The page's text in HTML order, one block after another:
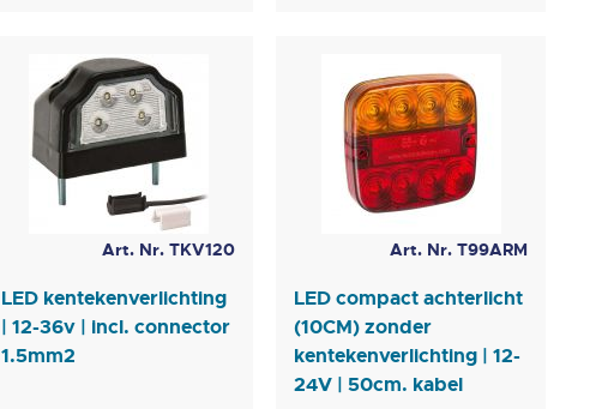
Art. Nr. TKV120
LED kentekenverlichting
| 12-36v | incl. connector
1.5mm2
Art. Nr. T99ARM
LED compact achterlicht
(10CM) zonder
kentekenverlichting | 12-
24V | 50cm. kabel